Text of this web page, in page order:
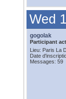
Wed
gogolak
Participant
Lieu: Paris La
Date
Messages: 59